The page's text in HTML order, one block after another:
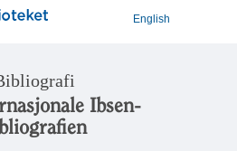
English
Ibsen-